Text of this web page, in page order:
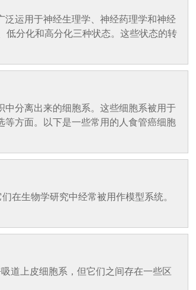
运用于神经生理学、神经药理学和神经
低分化和高分化三种状态。这些状态的转
中分离出来的细胞系。这些细胞系被用于
方面。以下是一些常用的人食管癌细胞
在生物学研究中经常被用作模型系统。
道上皮细胞系，但它们之间存在一些区